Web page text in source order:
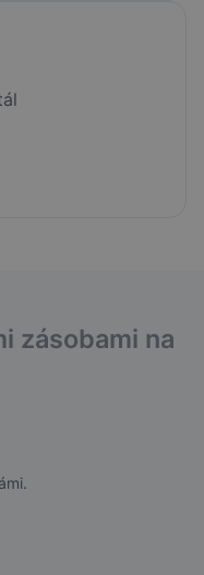
zásobami na